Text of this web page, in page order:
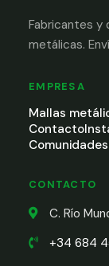
Fabricantes y
metálicas.
EMPRESA
Mallas
Contacto
Comunidades
CONTACTO
C. Río
+34 684